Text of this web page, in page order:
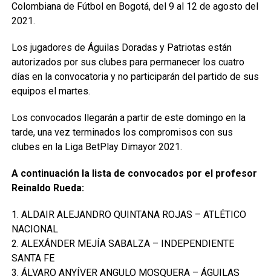
Colombiana de Fútbol en Bogotá, del 9 al 12 de agosto del
2021.
Los jugadores de Águilas Doradas y Patriotas están
autorizados por sus clubes para permanecer los cuatro
días en la convocatoria y no participarán del partido de sus
equipos el martes.
Los convocados llegarán a partir de este domingo en la
tarde, una vez terminados los compromisos con sus
clubes en la Liga BetPlay Dimayor 2021.
A continuación la lista de convocados por el profesor
Reinaldo Rueda:
1. ALDAIR ALEJANDRO QUINTANA ROJAS – ATLÉTICO
NACIONAL
2. ALEXÁNDER MEJÍA SABALZA – INDEPENDIENTE
SANTA FE
3. ÁLVARO ANYÍVER ANGULO MOSQUERA – ÁGUILAS